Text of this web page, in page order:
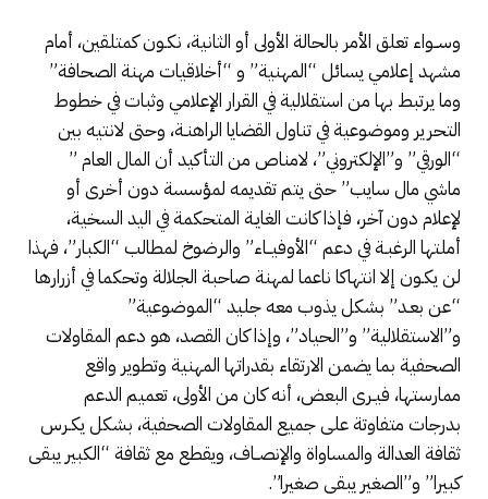
وســواء تعلق الأمر بالحالة الأولى أو الثانية، نكـون كمتلقين، أمام
مشهد إعلامي يسائل “المهنية” و “أخلاقيات مهنة الصحافة”
وما يرتبط بها من استقلالية في القرار الإعلامي وثبات في خطوط
التحرير وموضوعية في تناول القضايا الراهنـة، وحتى لانتيه بين
“الورقي” و”الإلكتروني”، لامناص من التأكيد أن المال العام ”
ماشي مال سايب” حتى يتم تقديمه لمؤسسة دون أخرى أو
لإعلام دون آخر، فإذا كانت الغايـة المتحكمة في اليد السخية،
أملتها الرغبـة في دعم “الأوفيــاء” والرضوخ لمطالب “الكبار”، فهذا
لن يكـون إلا انتهاكا ناعما لمهنة صاحبة الجلالة وتحكما في أزرارها
“عن بعـد” بشكل يذوب معه جليد “الموضوعية”
و”الاستقلالية” و”الحياد”، وإذا كان القصد، هو دعم المقاولات
الصحفية بما يضمن الارتقاء بقدراتها المهنية وتطوير واقع
ممارستها، فيـرى البعض، أنه كان من الأولى، تعميم الدعم
بدرجات متفاوتة على جميع المقاولات الصحفية، بشكل يكـرس
ثقافة العدالة والمساواة والإنصــاف، ويقطع مع ثقافة “الكبير يبقى
كبيرا” و”الصغير يبقى صغيرا”.